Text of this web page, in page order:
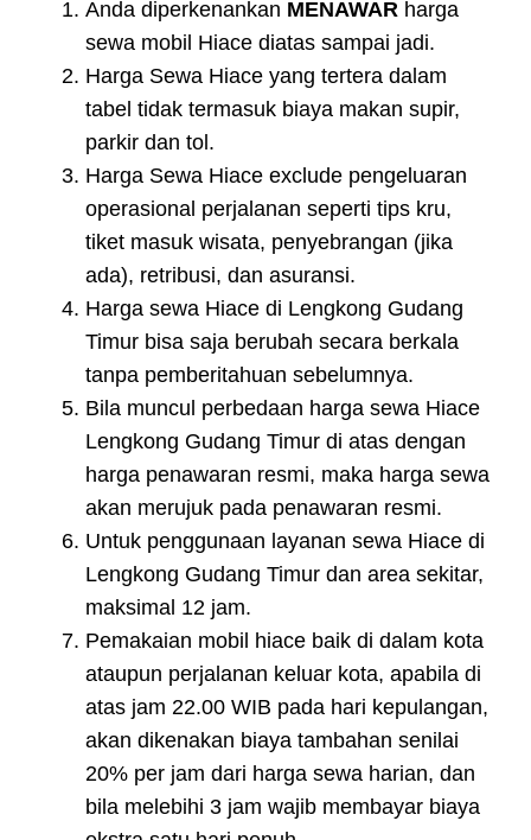
Anda diperkenankan MENAWAR harga
sewa mobil Hiace diatas sampai jadi.
Harga Sewa Hiace yang tertera dalam
tabel tidak termasuk biaya makan supir,
parkir dan tol.
Harga Sewa Hiace exclude pengeluaran
operasional perjalanan seperti tips kru,
tiket masuk wisata, penyebrangan (jika
ada), retribusi, dan asuransi.
Harga sewa Hiace di Lengkong Gudang
Timur bisa saja berubah secara berkala
tanpa pemberitahuan sebelumnya.
Bila muncul perbedaan harga sewa Hiace
Lengkong Gudang Timur di atas dengan
harga penawaran resmi, maka harga sewa
akan merujuk pada penawaran resmi.
Untuk penggunaan layanan sewa Hiace di
Lengkong Gudang Timur dan area sekitar,
maksimal 12 jam.
Pemakaian mobil hiace baik di dalam kota
ataupun perjalanan keluar kota, apabila di
atas jam 22.00 WIB pada hari kepulangan,
akan dikenakan biaya tambahan senilai
20% per jam dari harga sewa harian, dan
bila melebihi 3 jam wajib membayar biaya